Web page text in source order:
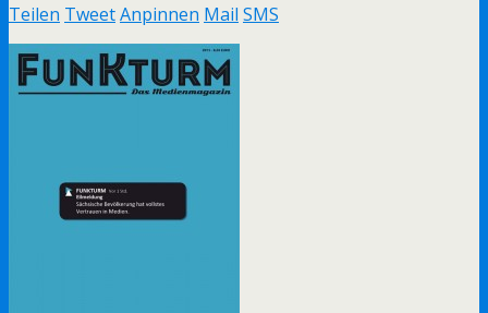
Teilen TweetAnpinnen Mail SMS